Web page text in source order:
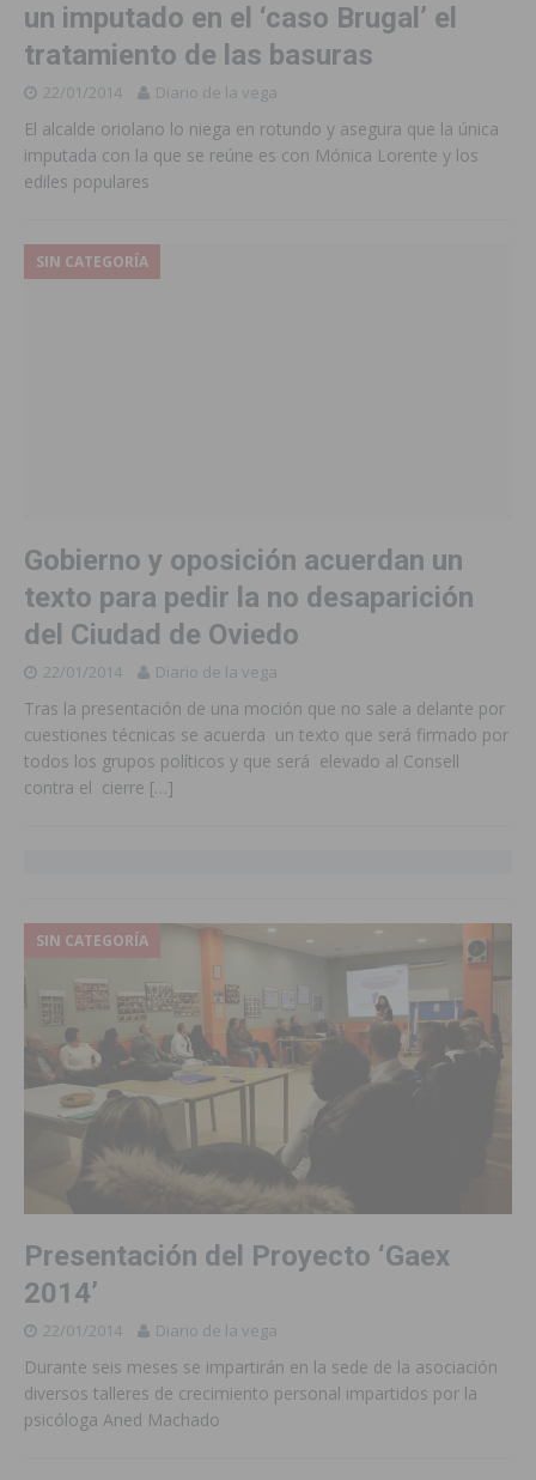
un imputado en el ‘caso Brugal’ el
tratamiento de las basuras
22/01/2014 Diario de la vega
El alcalde oriolano lo niega en rotundo y asegura que la única
imputada con la que se reúne es con Mónica Lorente y los
ediles populares
SIN CATEGORÍA
Gobierno y oposición acuerdan un
texto para pedir la no desaparición
del Ciudad de Oviedo
22/01/2014 Diario de la vega
Tras la presentación de una moción que no sale a delante por
cuestiones técnicas se acuerda un texto que será firmado por
todos los grupos políticos y que será elevado al Consell
contra el cierre […]
SIN CATEGORÍA
Presentación del Proyecto ‘Gaex
2014’
22/01/2014 Diario de la vega
Durante seis meses se impartirán en la sede de la asociación
diversos talleres de crecimiento personal impartidos por la
psicóloga Aned Machado